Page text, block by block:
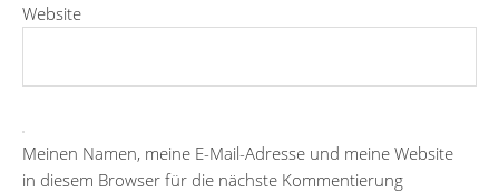
Website
Meinen Namen, meine E-Mail-Adresse und meine Website
in diesem Browser für die nächste Kommentierung